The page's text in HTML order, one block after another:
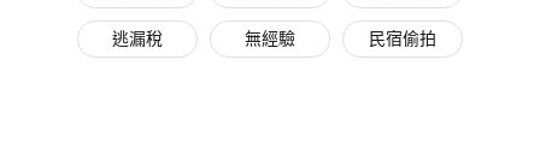
逃漏稅 無經驗 民宿偷拍